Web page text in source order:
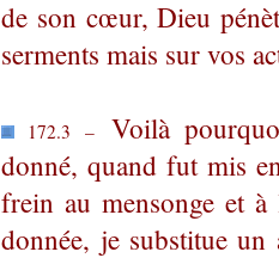
de son cœur, Dieu
serments mais sur vos
172.3 –Voilà
donné, quand fut mis
frein au mensonge et
donnée, je substitue